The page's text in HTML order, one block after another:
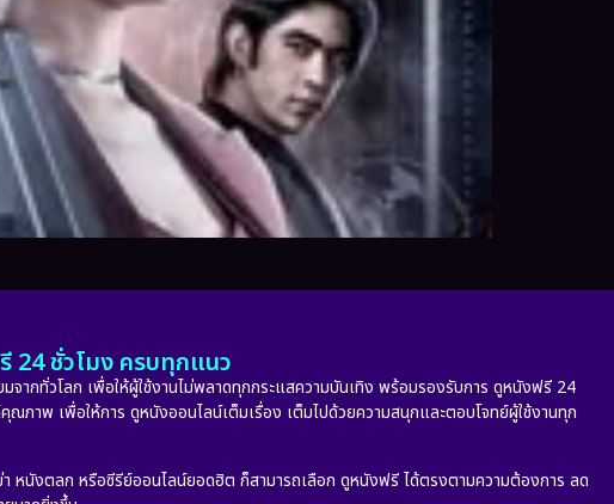
24 ชั่วโมง ครบทุกแนว
กทั่วโลก เพื่อให้ผู้ใช้งานไม่พลาดทุกกระแสความบันเทิง พร้อมรองรับการ ดูหนังฟรี 24
ภาพ เพื่อให้การ ดูหนังออนไลน์เต็มเรื่อง เต็มไปด้วยความสนุกและตอบโจทย์ผู้ใช้งานทุก
หนังตลก หรือซีรีย์ออนไลน์ยอดฮิต ก็สามารถเลือก ดูหนังฟรี ได้ตรงตามความต้องการ ลด